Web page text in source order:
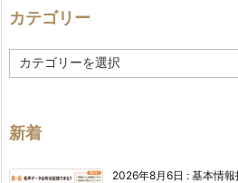
カテゴリー
テ
ー
新着
2026年8月6日 : 基本情報